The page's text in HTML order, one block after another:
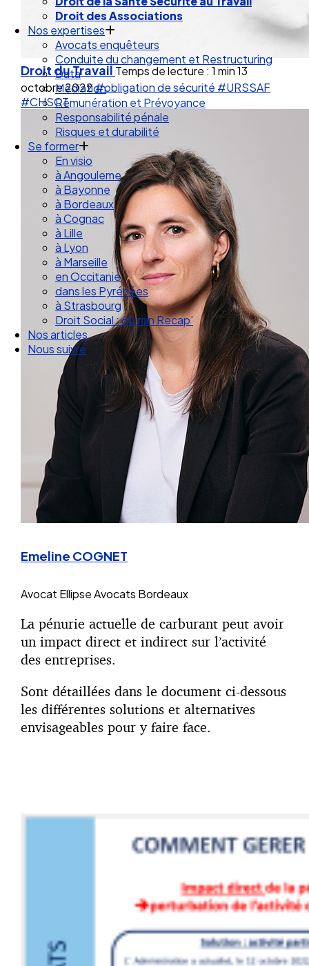
Nos expertises
Avocats enquêteurs
Conduite du changement et Restructuring
Data
Médiation
Rémunération et Prévoyance
Responsabilité pénale
Risques et durabilité
Se former
En visio
à Angouleme
à Bayonne
à Bordeaux
à Cognac
à Lille
à Lyon
à Marseille
en Occitanie
dans les Pyrénées
à Strasbourg
Droit Social : 60 min Recap’
Nos articles
Nous suivre
Droit du TravailTemps de lecture : 1 min13
octobre 2022#obligation de sécurité #URSSAF
#CHSCT
Emeline COGNET
Avocat Ellipse Avocats Bordeaux
La pénurie actuelle de carburant peut avoir
un impact direct et indirect sur l’activité
des entreprises.
Sont détaillées dans le document ci-dessous
les différentes solutions et alternatives
envisageables pour y faire face.